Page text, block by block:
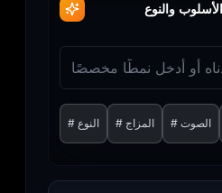
الأسلوب والنوع
# النوع # المزاج # الصوت